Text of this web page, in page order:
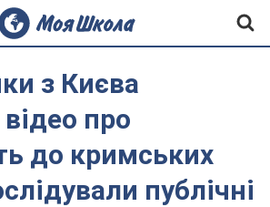
з Києва
про
до кримських
публічні